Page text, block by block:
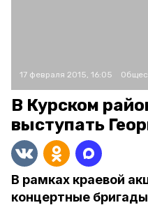
17 февраля 2015, 16:05
В Курском
выступать
В рамках краевой
концертные